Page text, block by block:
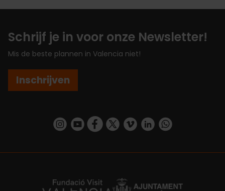
Schrijf je in voor onze Newsletter!
Mis de beste plannen in Valencia niet!
Inschrijven
https://www.instagram.com/visit_valencia/
https://www.youtube.com/user/
https://www.facebook.com/
https://twitter.com/
https://vimeo.com/
https://www.linkedin.com/company/turismo-valencia/https://api.whatsapp.com/send/